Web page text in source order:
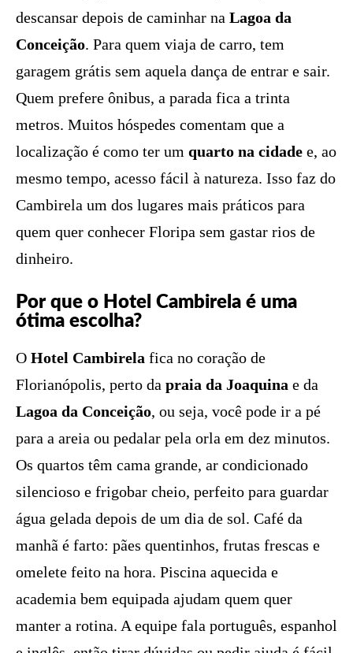
descansar depois de caminhar na Lagoa da
Conceição. Para quem viaja de carro, tem
garagem grátis sem aquela dança de entrar e sair.
Quem prefere ônibus, a parada fica a trinta
metros. Muitos hóspedes comentam que a
localização é como ter um quarto na cidade e, ao
mesmo tempo, acesso fácil à natureza. Isso faz do
Cambirela um dos lugares mais práticos para
quem quer conhecer Floripa sem gastar rios de
dinheiro.
Por que o Hotel Cambirela é uma
ótima escolha?
O Hotel Cambirela fica no coração de
Florianópolis, perto da praia da Joaquina e da
Lagoa da Conceição, ou seja, você pode ir a pé
para a areia ou pedalar pela orla em dez minutos.
Os quartos têm cama grande, ar condicionado
silencioso e frigobar cheio, perfeito para guardar
água gelada depois de um dia de sol. Café da
manhã é farto: pães quentinhos, frutas frescas e
omelete feito na hora. Piscina aquecida e
academia bem equipada ajudam quem quer
manter a rotina. A equipe fala português, espanhol